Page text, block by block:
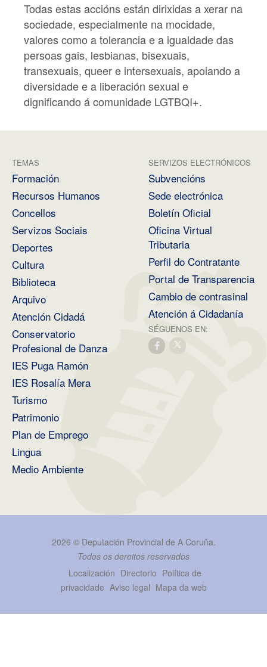
Todas estas accións están dirixidas a xerar na
sociedade, especialmente na mocidade,
valores como a tolerancia e a igualdade das
persoas gais, lesbianas, bisexuais,
transexuais, queer e intersexuais, apoiando a
diversidade e a liberación sexual e
dignificando á comunidade LGTBQI+.
TEMAS
Formación
Recursos Humanos
Concellos
Servizos Sociais
Deportes
Cultura
Biblioteca
Arquivo
Atención Cidadá
Conservatorio
Profesional de Danza
IES Puga Ramón
IES Rosalía Mera
Turismo
Patrimonio
Plan de Emprego
Lingua
Medio Ambiente
SERVIZOS ELECTRÓNICOS
Subvencións
Sede electrónica
Boletín Oficial
Oficina Virtual
Tributaria
Perfil do Contratante
Portal de Transparencia
Cambio de contrasinal
Atención á Cidadanía
SÉGUENOS EN:
2026 © Deputación Provincial de A Coruña.
Todos os dereitos reservados
Localización Directorio Política de
privacidade Aviso legal Mapa da web